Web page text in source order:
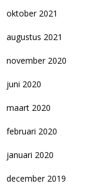
oktober 2021
augustus 2021
november 2020
juni 2020
maart 2020
februari 2020
januari 2020
december 2019